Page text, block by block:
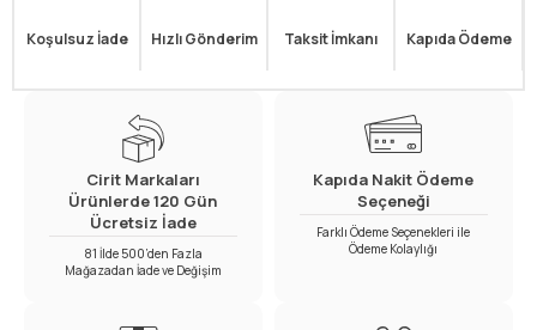
Koşulsuz İade Hızlı Gönderim Taksit İmkanı Kapıda Ödeme
Cirit Markaları
Ürünlerde 120 Gün
Ücretsiz İade
81 İlde 500’den Fazla
Mağazadan İade ve Değişim
Kapıda Nakit Ödeme
Seçeneği
Farklı Ödeme Seçenekleri ile
Ödeme Kolaylığı